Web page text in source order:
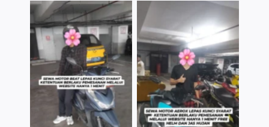
TNo Caption TNo Caption